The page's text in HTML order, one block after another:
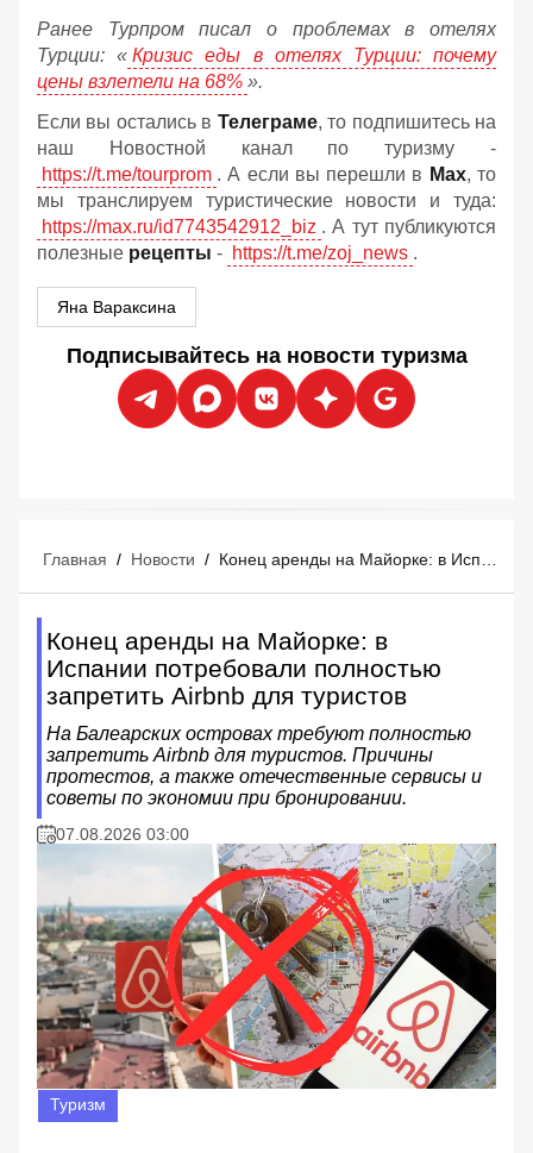
Ранее Турпром писал о проблемах в отелях
Турции: « Кризис еды в отелях Турции: почему
цены взлетели на 68% ».
Если вы остались в Телеграме, то подпишитесь на
наш Новостной канал по туризму -
https://t.me/tourprom . А если вы перешли в Мах, то
мы транслируем туристические новости и туда:
https://max.ru/id7743542912_biz . А тут публикуются
полезные рецепты - https://t.me/zoj_news .
Яна Вараксина
Подписывайтесь на новости туризма
Главная / Новости / Конец аренды на Майорке: в Испании потребовали полностью запретить Airbnb для туристов
Конец аренды на Майорке: в
Испании потребовали полностью
запретить Airbnb для туристов
На Балеарских островах требуют полностью
запретить Airbnb для туристов. Причины
протестов, а также отечественные сервисы и
советы по экономии при бронировании.
07.08.2026 03:00
Туризм